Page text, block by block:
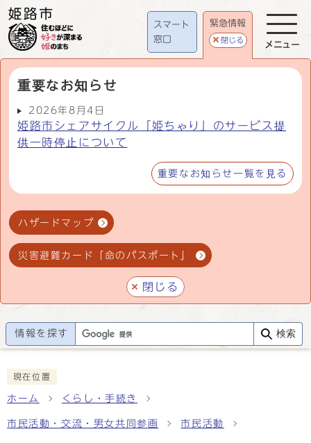
スマート
窓口
緊急情報
閉じる
重要なお知らせ
2026年8月4日
姫路市シェアサイクル「姫ちゃり」のサービス提
供一時停止について
重要なお知らせ一覧を見る
ハザードマップ
災害避難カード「命のパスポート」
閉じる
メニュー
情報を探す 検索
現在位置
ホーム くらし・手続き
市民活動・交流・男女共同参画 市民活動